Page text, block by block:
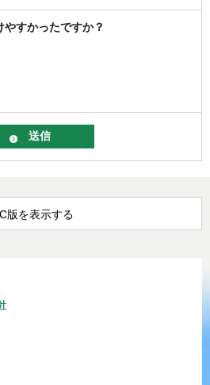
すかったですか？
版を表示する